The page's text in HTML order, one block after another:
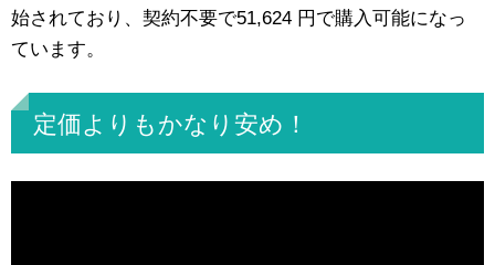
始されており、契約不要で51,624 円で購入可能になっ
ています。
定価よりもかなり安め！